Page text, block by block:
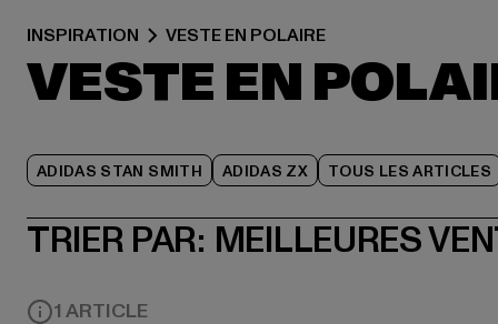
INSPIRATION VESTE EN POLAIRE
VESTE EN
ADIDAS STAN SMITH ADIDAS ZX TOUS LES ARTICLES
TRIER PAR: MEILLEURES
1 ARTICLE